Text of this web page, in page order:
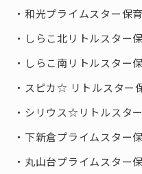
和光プライムスター保
しらこ北リトルスター
しらこ南リトルスター
スピカ☆ リトルスター
シリウス☆リトルスタ
下新倉プライムスター
丸山台プライムスター